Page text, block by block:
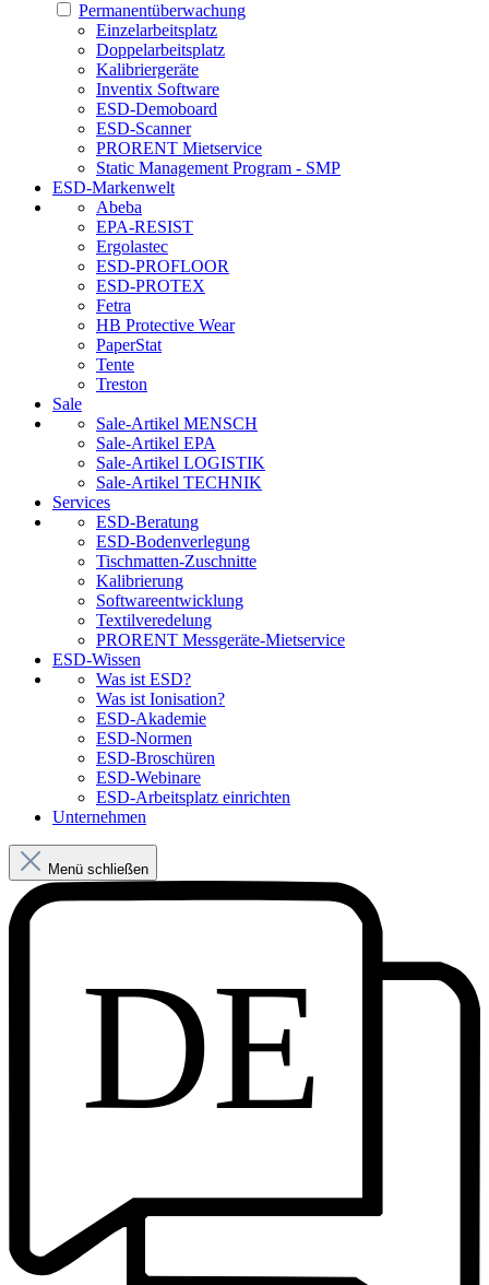
Permanentüberwachung
Einzelarbeitsplatz
Doppelarbeitsplatz
Kalibriergeräte
Inventix Software
ESD-Demoboard
ESD-Scanner
PRORENT Mietservice
Static Management Program - SMP
ESD-Markenwelt
Abeba
EPA-RESIST
Ergolastec
ESD-PROFLOOR
ESD-PROTEX
Fetra
HB Protective Wear
PaperStat
Tente
Treston
Sale
Sale-Artikel MENSCH
Sale-Artikel EPA
Sale-Artikel LOGISTIK
Sale-Artikel TECHNIK
Services
ESD-Beratung
ESD-Bodenverlegung
Tischmatten-Zuschnitte
Kalibrierung
Softwareentwicklung
Textilveredelung
PRORENT Messgeräte-Mietservice
ESD-Wissen
Was ist ESD?
Was ist Ionisation?
ESD-Akademie
ESD-Normen
ESD-Broschüren
ESD-Webinare
ESD-Arbeitsplatz einrichten
Unternehmen
Menü schließen
DE